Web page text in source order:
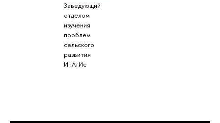
Заведующий
отделом
изучения
проблем
сельского
развития
ИнАгИс